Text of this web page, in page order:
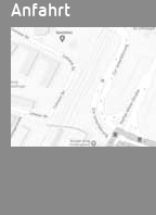
Anfahrt